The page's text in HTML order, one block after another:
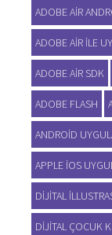
ADOBE AIR
ADOBE AIR ILE
ADOBE AIR SDK
ADOBE FLASH
ANDROID
APPLE IOS
DIJITAL
DIJITAL ÇOCUK